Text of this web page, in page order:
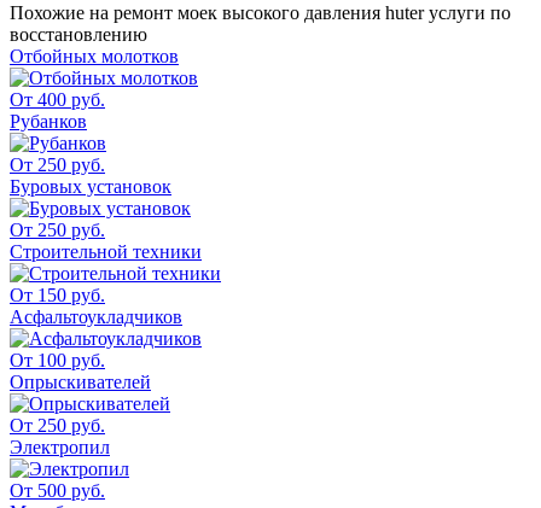
Похожие на ремонт моек высокого давления huterуслуги по
восстановлению
Отбойных молотков
От 400 руб.
Рубанков
От 250 руб.
Буровых установок
От 250 руб.
Строительной техники
От 150 руб.
Асфальтоукладчиков
От 100 руб.
Опрыскивателей
От 250 руб.
Электропил
От 500 руб.